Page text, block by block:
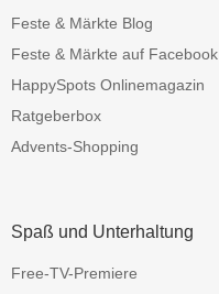
Feste & Märkte Blog
Feste & Märkte auf Facebook
HappySpots Onlinemagazin
Ratgeberbox
Advents-Shopping
Spaß und Unterhaltung
Free-TV-Premiere